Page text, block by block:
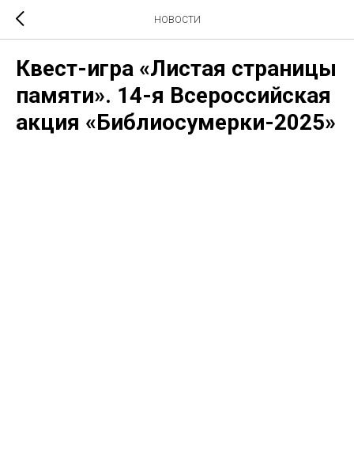
НОВОСТИ
Квест-игра «Листая страницы
памяти». 14-я Всероссийская
акция «Библиосумерки-2025»